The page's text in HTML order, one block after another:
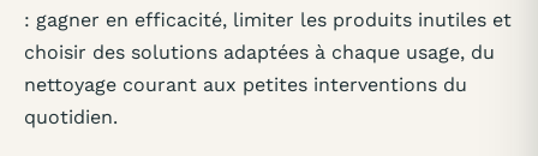
: gagner en efficacité, limiter les produits inutiles et
choisir des solutions adaptées à chaque usage, du
nettoyage courant aux petites interventions du
quotidien.